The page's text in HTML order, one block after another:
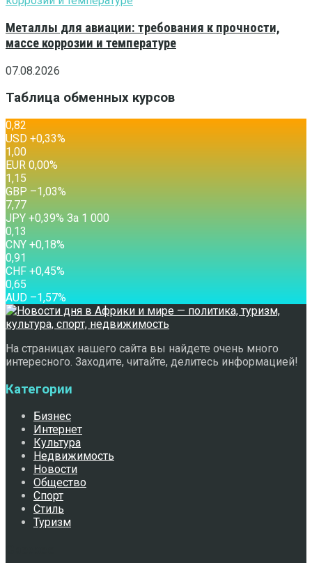
Металлы для авиации: требования к прочности,
массе коррозии и температуре
07.08.2026
Таблица обменных курсов
0,82
USD +0,33%
1,00
EUR 0,00%
1,15
GBP –1,03%
7,77
JPY +0,39% За 1 000
0,13
CNY +0,18%
0,91
CHF +0,45%
0,65
AUD –1,57%
На страницах нашего сайта вы найдете очень много
интересного. Заходите, читайте, делитесь информацией!
Категории
Бизнес
Интернет
Культура
Недвижимость
Новости
Общество
Спорт
Стиль
Туризм